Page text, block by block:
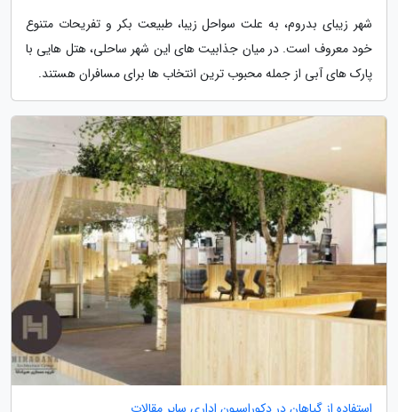
شهر زیبای بدروم، به علت سواحل زیبا، طبیعت بکر و تفریحات متنوع
خود معروف است. در میان جذابیت های این شهر ساحلی، هتل هایی با
پارک های آبی از جمله محبوب ترین انتخاب ها برای مسافران هستند.